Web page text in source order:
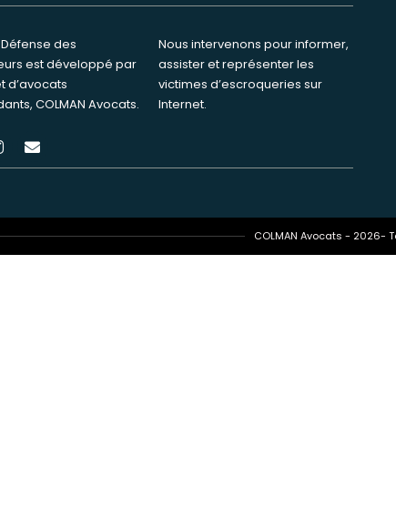
Défense des
est développé par
d’avocats
COLMAN Avocats.
pour informer,
et représenter les
sur
Internet.
COLMAN Avocats - 2026-